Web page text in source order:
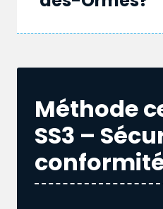
Méthode
SS3 –